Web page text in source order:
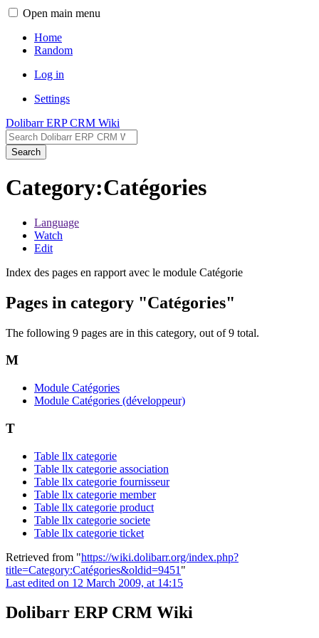
Open main menu
Home
Random
Log in
Settings
Dolibarr ERP CRM Wiki
Search
Category:Catégories
Language
Watch
Edit
Index des pages en rapport avec le module Catégorie
Pages in category "Catégories"
The following 9 pages are in this category, out of 9 total.
M
Module Catégories
Module Catégories (développeur)
T
Table llx categorie
Table llx categorie association
Table llx categorie fournisseur
Table llx categorie member
Table llx categorie product
Table llx categorie societe
Table llx categorie ticket
Retrieved from "https://wiki.dolibarr.org/index.php?
title=Category:Catégories&oldid=9451 "
Last edited on 12 March 2009, at 14:15
Dolibarr ERP CRM Wiki